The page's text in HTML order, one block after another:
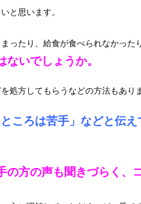
と思います。
ったり、給食が食べられなかった
いでしょうか。
処方してもらうなどの方法もあり
ころは苦手」などと伝え
の方の声も聞きづらく、